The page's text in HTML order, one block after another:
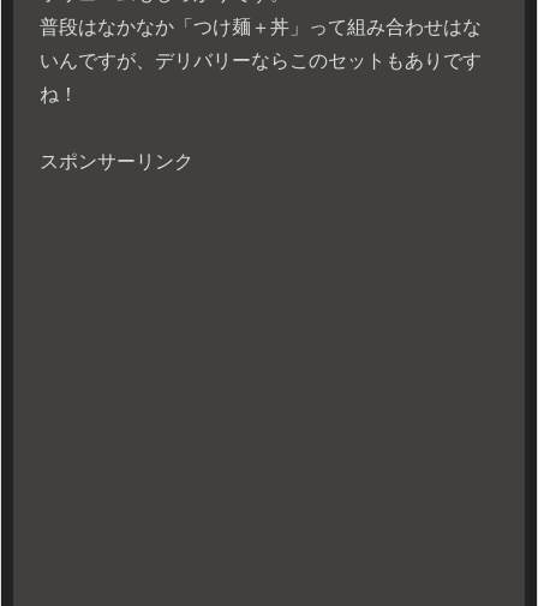
普段はなかなか「つけ麺＋丼」って組み合わせはな
いんですが、デリバリーならこのセットもありです
ね！
スポンサーリンク